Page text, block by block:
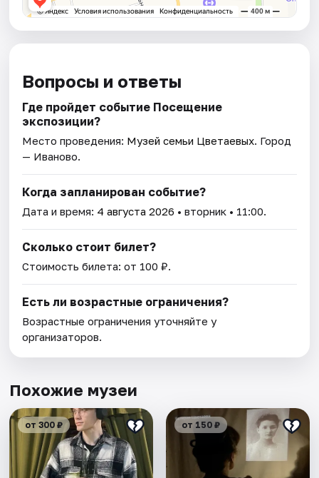
Вопросы и ответы
Где пройдет событие Посещение
экспозиции?
Место проведения: Музей семьи Цветаевых. Город
— Иваново.
Когда запланирован событие?
Дата и время: 4 августа 2026 • вторник • 11:00.
Сколько стоит билет?
Стоимость билета: от 100 ₽.
Есть ли возрастные ограничения?
Возрастные ограничения уточняйте у
организаторов.
Похожие музеи
от 300 ₽ от 150 ₽